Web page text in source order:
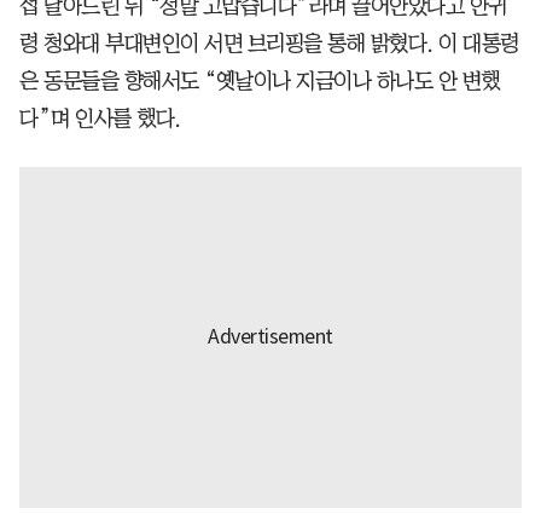
접 달아드린 뒤 “정말 고맙습니다”라며 끌어안았다고 안귀
령 청와대 부대변인이 서면 브리핑을 통해 밝혔다. 이 대통령
은 동문들을 향해서도 “옛날이나 지금이나 하나도 안 변했
다”며 인사를 했다.